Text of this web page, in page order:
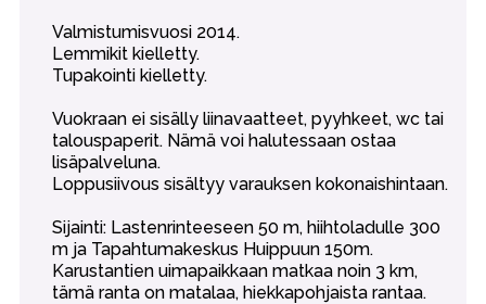
Valmistumisvuosi 2014.
Lemmikit kielletty.
Tupakointi kielletty.
Vuokraan ei sisälly liinavaatteet, pyyhkeet, wc tai
talouspaperit. Nämä voi halutessaan ostaa
lisäpalveluna.
Loppusiivous sisältyy varauksen kokonaishintaan.
Sijainti: Lastenrinteeseen 50 m, hiihtoladulle 300
m ja Tapahtumakeskus Huippuun 150m.
Karustantien uimapaikkaan matkaa noin 3 km,
tämä ranta on matalaa, hiekkapohjaista rantaa.